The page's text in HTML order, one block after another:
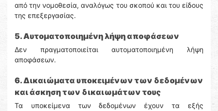
από την νομοθεσία, αναλόγως του σκοπού και του είδους
της επεξεργασίας.
5. Αυτοματοποιημένη λήψη αποφάσεων
Δεν πραγματοποιείται αυτοματοποιημένη λήψη
αποφάσεων.
6. Δικαιώματα υποκειμένων των δεδομένων
και άσκηση των δικαιωμάτων τους
Τα υποκείμενα των δεδομένων έχουν τα εξής